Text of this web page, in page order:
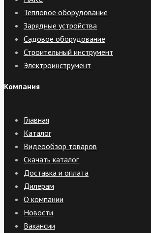
Тепловое оборудование
Зарядные устройства
Садовое оборудование
Строительный инструмент
Электроинструмент
Компания
Главная
Каталог
Видеообзор товаров
Скачать каталог
Доставка и оплата
Дилерам
О компании
Новости
Вакансии